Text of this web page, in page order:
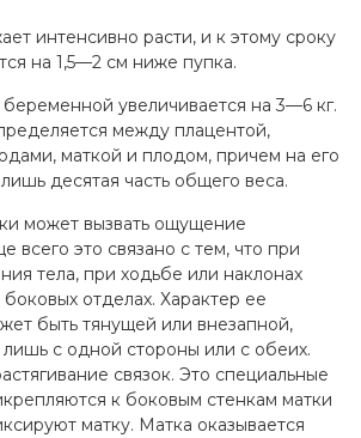
интенсивно расти, и к этому сроку
на 1,5—2 см ниже пупка.
увеличивается на 3—6 кг.
между плацентой,
маткой и плодом, причем на его
десятая часть общего веса.
может вызвать ощущение
всего это связано с тем, что при
тела, при ходьбе или наклонах
отделах. Характер ее
быть тянущей или внезапной,
лишь с одной стороны или с обеих.
связок. Это специальные
к боковым стенкам матки
матку. Матка оказывается